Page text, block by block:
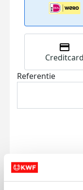
Creditcard
Referentie
Ik wil